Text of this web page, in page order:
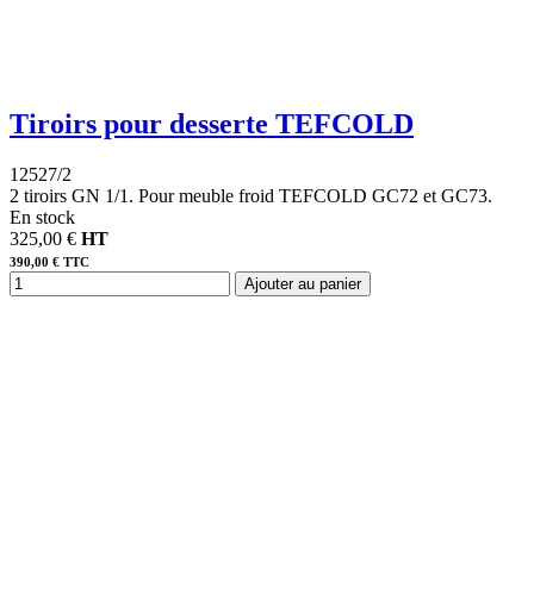
Tiroirs pour desserte TEFCOLD
12527/2
2 tiroirs GN 1/1. Pour meuble froid TEFCOLD GC72 et GC73.
En stock
325,00 € HT
390,00 € TTC
Ajouter au panier